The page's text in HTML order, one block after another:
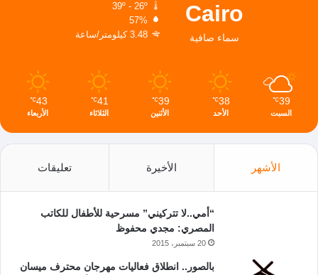
Cairo
سماء صافية
39º - 26º
57%
3.48 كيلومتر/ساعة
39
℃
السبت
38
℃
الأحد
39
℃
الأثنين
41
℃
الثلاثاء
43
℃
الأربعاء
الأشهر الأخيرة تعليقات
“أمي..لا تتركيني” مسرحية للأطفال للكاتب
المصري: مجدي محفوظ
20 سبتمبر، 2015
بالصور.. انطلاق فعاليات مهرجان محترف ميسان